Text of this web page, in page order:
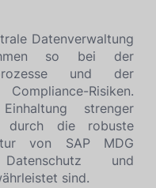
Datenverwaltung
so bei der
und der
Risiken.
strenger
durch die robuste
von SAP MDG
und
sind.